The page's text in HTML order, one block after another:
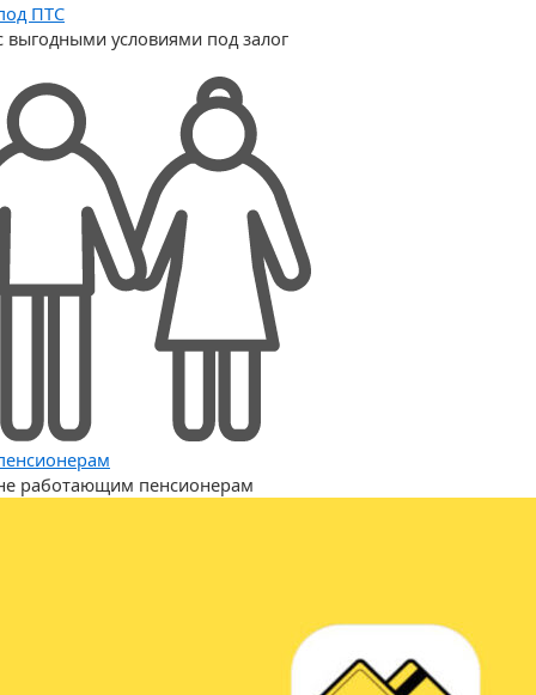
ПТС
выгодными условиями под залог
работающим пенсионерам